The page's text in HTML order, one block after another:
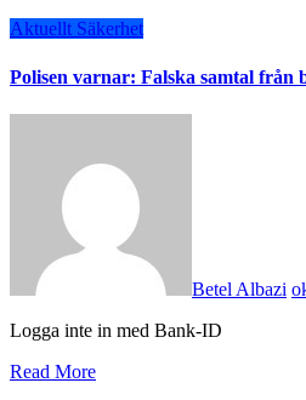
Aktuellt Säkerhet
Polisen varnar: Falska samtal från
Betel Albazi
Logga inte in med Bank-ID
Read More